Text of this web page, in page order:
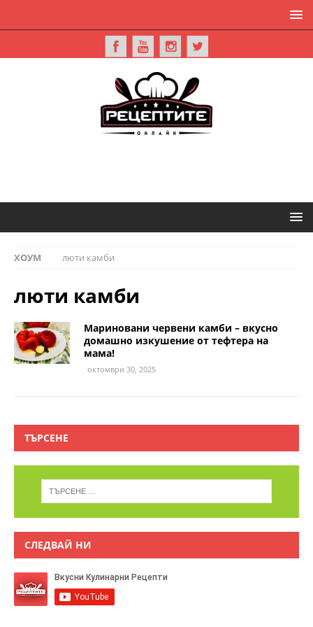
ХОУМ люти камби
люти камби
Мариновани червени камби – вкусно
домашно изкушение от тефтера на
мама!
октомври 30, 2025
ТЪРСЕНЕ
СЛЕДВАЙ НИ